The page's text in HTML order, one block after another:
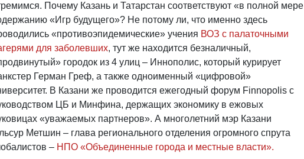
Почему Казань и Татарстан соответствуют «в полной мере
«Игр будущего»? Не потому ли, что именно здесь
«противоэпидемические» учения ВОЗ с палаточными
для заболевших, тут же находится безналичный,
городок из 4 улиц – Иннополис, который курирует
Герман Греф, а также одноименный «цифровой»
В Казани же проводится ежегодный форум Finnopolis с
ЦБ и Минфина, держащих экономику в ежовых
«уважаемых партнеров». А многолетний мэр Казани
Метшин – глава регионального отделения огромного спрута
– НПО «Объединенные города и местные власти».